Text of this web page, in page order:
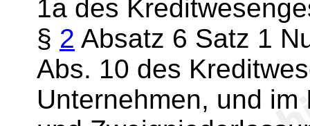
1a des
§ 2 Absatz 6 Satz 1
Abs. 10 des
Unternehmen, und